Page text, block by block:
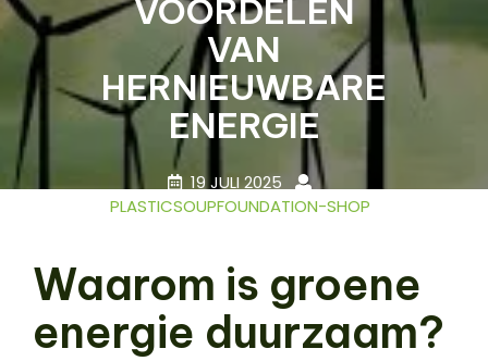
VOORDELEN
VAN
HERNIEUWBARE
ENERGIE
19 JULI 2025
PLASTICSOUPFOUNDATION-SHOP
Waarom is groene
energie duurzaam?